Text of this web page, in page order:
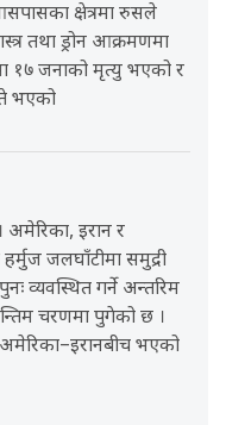
क्षेत्रमा रुसले
तथा ड्रोन आक्रमणमा
१७ जनाको मृत्यु भएको र
भएको
अमेरिका, इरान र
जलघाँटीमा समुद्री
व्यवस्थित गर्ने अन्तरिम
चरणमा पुगेको छ ।
भएको